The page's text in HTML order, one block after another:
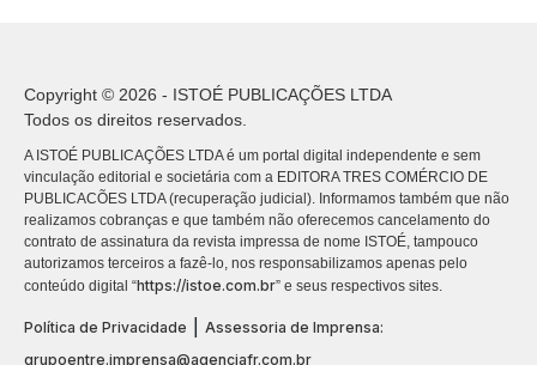
Copyright © 2026 - ISTOÉ PUBLICAÇÕES LTDA
Todos os direitos reservados.
A ISTOÉ PUBLICAÇÕES LTDA é um portal digital independente e sem
vinculação editorial e societária com a EDITORA TRES COMÉRCIO DE
PUBLICACÕES LTDA (recuperação judicial). Informamos também que não
realizamos cobranças e que também não oferecemos cancelamento do
contrato de assinatura da revista impressa de nome ISTOÉ, tampouco
autorizamos terceiros a fazê-lo, nos responsabilizamos apenas pelo
conteúdo digital “https://istoe.com.br” e seus respectivos sites.
Política de Privacidade | Assessoria de Imprensa:
grupoentre.imprensa@agenciafr.com.br